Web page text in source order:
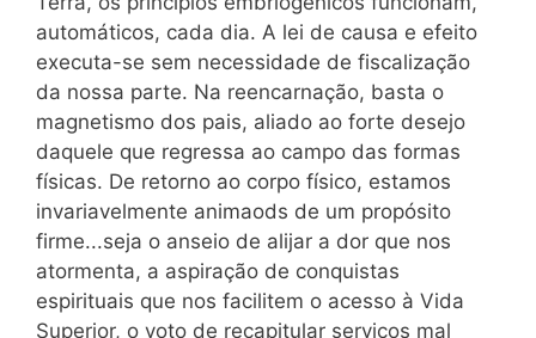
automáticos, cada dia. A lei de causa e efeito
executa-se sem necessidade de fiscalização
da nossa parte. Na reencarnação, basta o
magnetismo dos pais, aliado ao forte desejo
daquele que regressa ao campo das formas
físicas. De retorno ao corpo físico, estamos
invariavelmente animaods de um propósito
firme...seja o anseio de alijar a dor que nos
atormenta, a aspiração de conquistas
espirituais que nos facilitem o acesso à Vida
Superior, o voto de recapitular serviços mal